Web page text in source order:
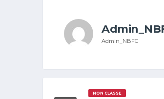
Admin_NBFC
NON CLASSÉ